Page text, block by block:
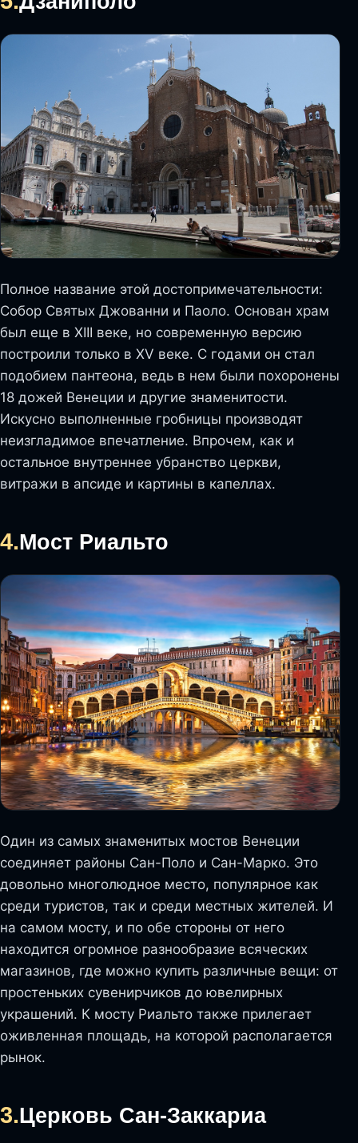
Полное название этой достопримечательности:
Собор Святых Джованни и Паоло. Основан храм
был еще в XIII веке, но современную версию
построили только в XV веке. С годами он стал
подобием пантеона, ведь в нем были похоронены
18 дожей Венеции и другие знаменитости.
Искусно выполненные гробницы производят
неизгладимое впечатление. Впрочем, как и
остальное внутреннее убранство церкви,
витражи в апсиде и картины в капеллах.
4.Мост Риальто
Один из самых знаменитых мостов Венеции
соединяет районы Сан-Поло и Сан-Марко. Это
довольно многолюдное место, популярное как
среди туристов, так и среди местных жителей. И
на самом мосту, и по обе стороны от него
находится огромное разнообразие всяческих
магазинов, где можно купить различные вещи: от
простеньких сувенирчиков до ювелирных
украшений. К мосту Риальто также прилегает
оживленная площадь, на которой располагается
рынок.
3.Церковь Сан-Заккариа